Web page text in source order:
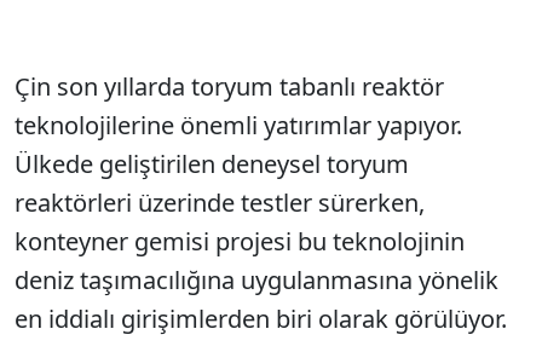
Çin son yıllarda toryum tabanlı reaktör
teknolojilerine önemli yatırımlar yapıyor.
Ülkede geliştirilen deneysel toryum
reaktörleri üzerinde testler sürerken,
konteyner gemisi projesi bu teknolojinin
deniz taşımacılığına uygulanmasına yönelik
en iddialı girişimlerden biri olarak görülüyor.